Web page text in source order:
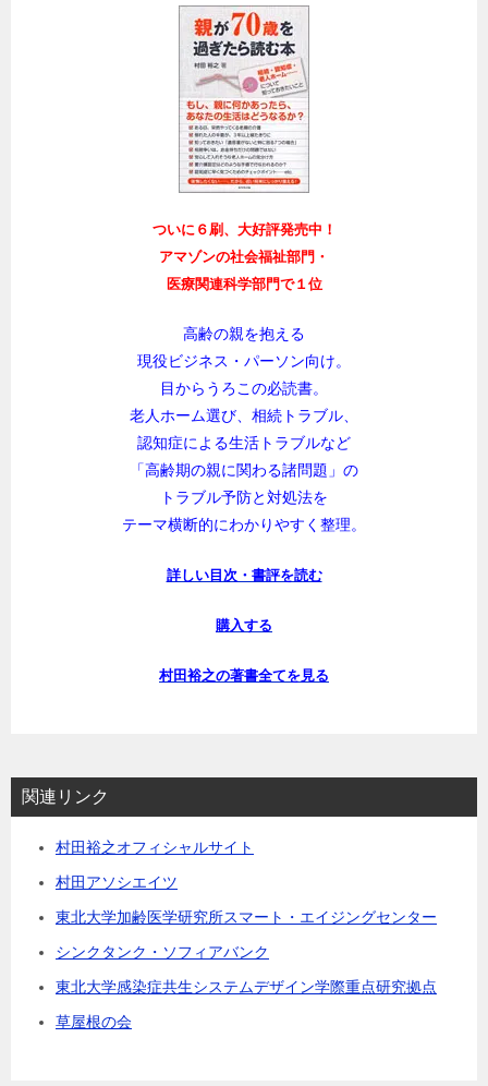
ついに６刷、大好評発売中！
アマゾンの社会福祉部門・
医療関連科学部門で１位
高齢の親を抱える
現役ビジネス・パーソン向け。
目からうろこの必読書。
老人ホーム選び、相続トラブル、
認知症による生活トラブルなど
「高齢期の親に関わる諸問題」の
トラブル予防と対処法を
テーマ横断的にわかりやすく整理。
詳しい目次・書評を読む
購入する
村田裕之の著書全てを見る
関連リンク
村田裕之オフィシャルサイト
村田アソシエイツ
東北大学加齢医学研究所スマート・エイジングセンター
シンクタンク・ソフィアバンク
東北大学感染症共生システムデザイン学際重点研究拠点
草屋根の会